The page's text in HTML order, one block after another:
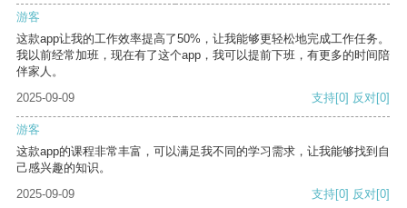
游客
这款app让我的工作效率提高了50%，让我能够更轻松地完成工作任务。
我以前经常加班，现在有了这个app，我可以提前下班，有更多的时间陪
伴家人。
2025-09-09
支持[0] 反对[0]
游客
这款app的课程非常丰富，可以满足我不同的学习需求，让我能够找到自
己感兴趣的知识。
2025-09-09
支持[0] 反对[0]